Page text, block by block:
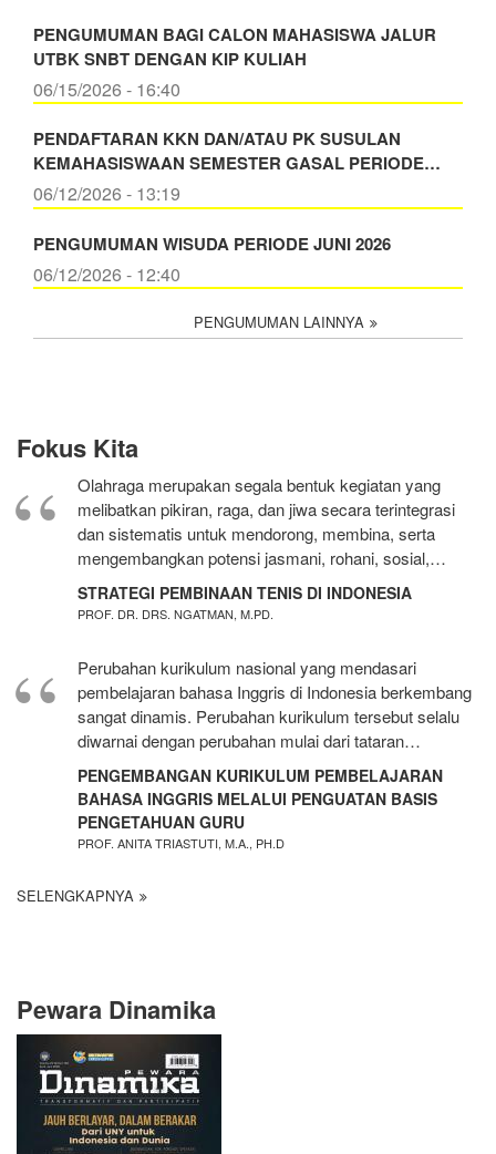
PENGUMUMAN BAGI CALON MAHASISWA JALUR
UTBK SNBT DENGAN KIP KULIAH
06/15/2026 - 16:40
PENDAFTARAN KKN DAN/ATAU PK SUSULAN
KEMAHASISWAAN SEMESTER GASAL PERIODE…
06/12/2026 - 13:19
PENGUMUMAN WISUDA PERIODE JUNI 2026
06/12/2026 - 12:40
PENGUMUMAN LAINNYA
Fokus Kita
Olahraga merupakan segala bentuk kegiatan yang
melibatkan pikiran, raga, dan jiwa secara terintegrasi
dan sistematis untuk mendorong, membina, serta
mengembangkan potensi jasmani, rohani, sosial,…
STRATEGI PEMBINAAN TENIS DI INDONESIA
PROF. DR. DRS. NGATMAN, M.PD.
Perubahan kurikulum nasional yang mendasari
pembelajaran bahasa Inggris di Indonesia berkembang
sangat dinamis. Perubahan kurikulum tersebut selalu
diwarnai dengan perubahan mulai dari tataran…
PENGEMBANGAN KURIKULUM PEMBELAJARAN
BAHASA INGGRIS MELALUI PENGUATAN BASIS
PENGETAHUAN GURU
PROF. ANITA TRIASTUTI, M.A., PH.D
SELENGKAPNYA
Pewara Dinamika